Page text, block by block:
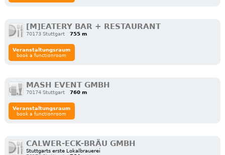
[M]EATERY BAR + RESTAURANT
70173 Stuttgart 755 m
Veranstaltungsraum
book a functionroom
MASH EVENT GMBH
70174 Stuttgart 760 m
Veranstaltungsraum
book a functionroom
CALWER-ECK-BRÄU GMBH
Stuttgarts erste Lokalbrauerei